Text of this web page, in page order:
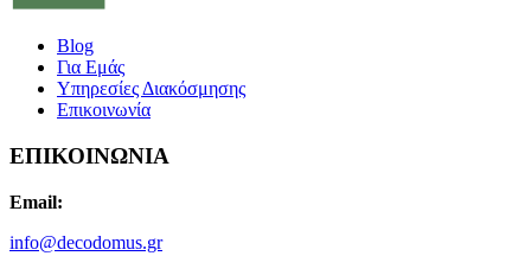
Blog
Για Εμάς
Υπηρεσίες Διακόσμησης
Επικοινωνία
ΕΠΙΚΟΙΝΩΝΙΑ
Email:
info@decodomus.gr